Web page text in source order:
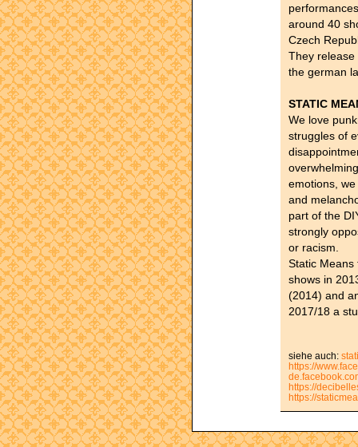
around 40
Czech
They
the german
STATIC
We love
struggles of
emotions,
and
part of the
strongly
or racism.
Static Means
shows in
(2014) and
2017/18 a
siehe auch:
https://
https://
https://